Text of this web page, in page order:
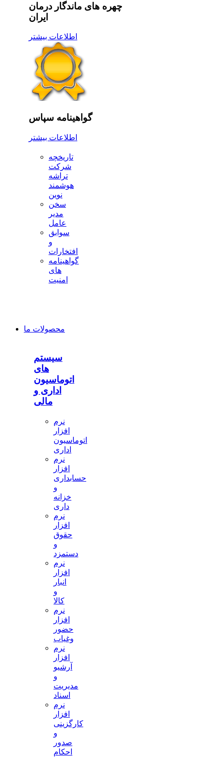
چهره های ماندگار درمان
ایران
اطلاعات بیشتر
گواهینامه سپاس
اطلاعات بیشتر
تاریخچه
شرکت
تراشه
هوشمند
نوین
سخن
مدیر
عامل
سوابق
و
افتخارات
گواهینامه
های
امنیت
محصولات ما
سیستم
های
اتوماسیون
اداری و
مالی
نرم
افزار
اتوماسیون
اداری
نرم
افزار
حسابداری
و
خزانه
داری
نرم
افزار
حقوق
و
دستمزد
نرم
افزار
انبار
و
کالا
نرم
افزار
حضور
وغیاب
نرم
افزار
آرشیو
و
مدیریت
اسناد
نرم
افزار
کارگزینی
و
صدور
احکام